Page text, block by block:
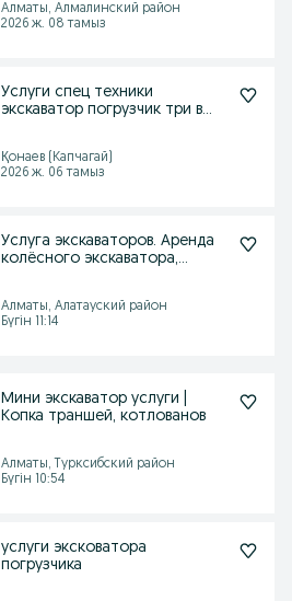
Алматы, Алмалинский район
2026 ж. 08 тамыз
Услуги спец техники
экскаватор погрузчик три в
Қонаев (Капчагай)
2026 ж. 06 тамыз
Услуга экскаваторов. Аренда
колёсного экскаватора,
Алматы, Алатауский район
Бүгін 11:14
Мини экскаватор услуги |
Копка траншей, котлованов
Алматы, Турксибский район
Бүгін 10:54
услуги эксковатора
погрузчика